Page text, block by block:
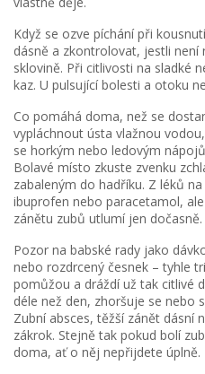
Když se ozve píchání při
dásně a zkontrolovat, jestli není
sklovině. Při citlivosti na sladké
kaz. U pulsující bolesti a otoku
Co pomáhá doma, než se
vypláchnout ústa vlažnou
se horkým nebo ledovým
Bolavé místo zkuste zvenku
zabaleným do hadříku. Z léků
ibuprofen nebo paracetamol,
zánětu zubů utlumí jen dočasně.
Pozor na babské rady jako
nebo rozdrcený česnek – tyhle
pomůžou a dráždí už tak citlivé
déle než den, zhoršuje se nebo
Zubní absces, těžší zánět dásní
zákrok. Stejně tak pokud bolí
doma, ať o něj nepřijdete úplně.